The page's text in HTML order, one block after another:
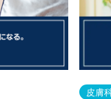
皮膚